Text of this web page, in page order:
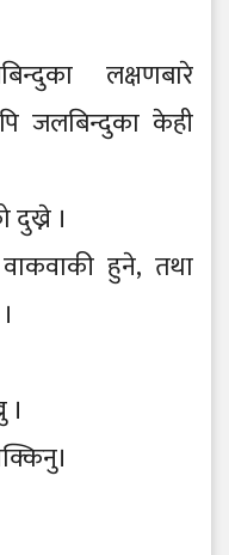
लक्षणबारे
जलबिन्दुका केही
।
हुने, तथा
।